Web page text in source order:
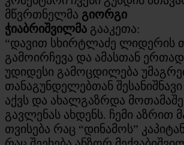
მწვრთნელმა გიორგი
ჭიაბრიშვილმა გააკეთა:
“დავით სხირტლაძე ლიდერის
გამოირჩევა და ამასთან
უდიდესი გამოცდილება
თანაგუნდელებთან შესანიშნავი
აქვს და ახალგაზრდა
გავლენას ახდენს. ჩემი აზრით
თვისება რაც “დინამოს”